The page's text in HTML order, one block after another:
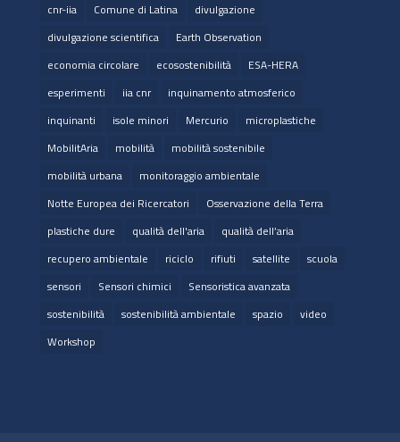
cnr-iia
Comune di Latina
divulgazione
divulgazione scientifica
Earth Observation
economia circolare
ecosostenibilità
ESA-HERA
esperimenti
iia cnr
inquinamento atmosferico
inquinanti
isole minori Mercurio
microplastiche
MobilitAria
mobilità
mobilità sostenibile
mobilità urbana
monitoraggio ambientale
Notte Europea dei Ricercatori
Osservazione della Terra
plastiche dure
qualità dell'aria
qualità dell’aria
recupero ambientale
riciclo rifiuti satellite
scuola
sensori
Sensori chimici
Sensoristica avanzata
sostenibilità
sostenibilità ambientale spazio
video
Workshop